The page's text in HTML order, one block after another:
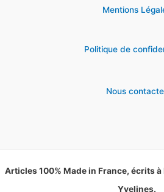
Mentions
Politique de
Nous
Articles 100% Made in France, écrits
Yvelines.